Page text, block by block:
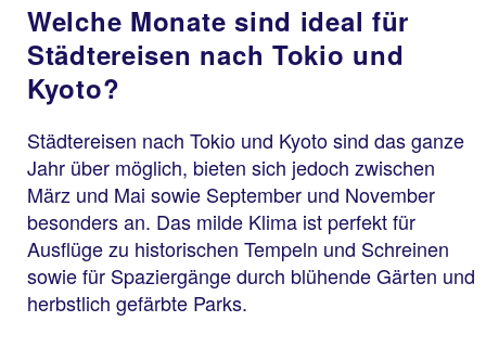
Welche Monate sind ideal für
Städtereisen nach Tokio und
Kyoto?
Städtereisen nach Tokio und Kyoto sind das ganze
Jahr über möglich, bieten sich jedoch zwischen
März und Mai sowie September und November
besonders an. Das milde Klima ist perfekt für
Ausflüge zu historischen Tempeln und Schreinen
sowie für Spaziergänge durch blühende Gärten und
herbstlich gefärbte Parks.